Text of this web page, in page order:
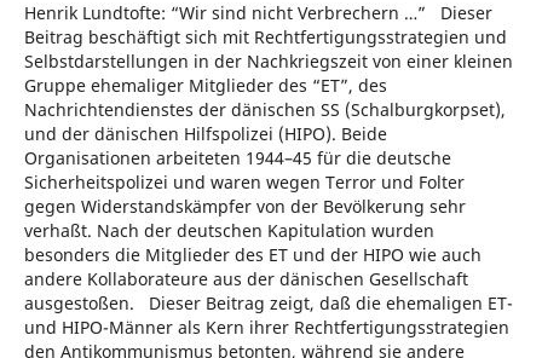
Henrik Lundtofte: “Wir sind nicht Verbrechern …” Dieser
Beitrag beschäftigt sich mit Rechtfertigungsstrategien und
Selbstdarstellungen in der Nachkriegszeit von einer kleinen
Gruppe ehemaliger Mitglieder des “ET”, des
Nachrichtendienstes der dänischen SS (Schalburgkorpset),
und der dänischen Hilfspolizei (HIPO). Beide
Organisationen arbeiteten 1944–45 für die deutsche
Sicherheitspolizei und waren wegen Terror und Folter
gegen Widerstandskämpfer von der Bevölkerung sehr
verhaßt. Nach der deutschen Kapitulation wurden
besonders die Mitglieder des ET und der HIPO wie auch
andere Kollaborateure aus der dänischen Gesellschaft
ausgestoßen. Dieser Beitrag zeigt, daß die ehemaligen ET-
und HIPO-Männer als Kern ihrer Rechtfertigungsstrategien
den Antikommunismus betonten, während sie andere